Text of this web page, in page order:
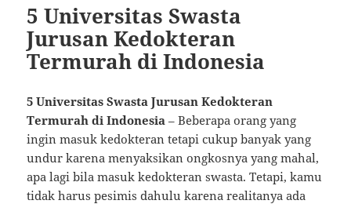
5 Universitas Swasta
Jurusan Kedokteran
Termurah di Indonesia
5 Universitas Swasta Jurusan Kedokteran
Termurah di Indonesia – Beberapa orang yang
ingin masuk kedokteran tetapi cukup banyak yang
undur karena menyaksikan ongkosnya yang mahal,
apa lagi bila masuk kedokteran swasta. Tetapi, kamu
tidak harus pesimis dahulu karena realitanya ada